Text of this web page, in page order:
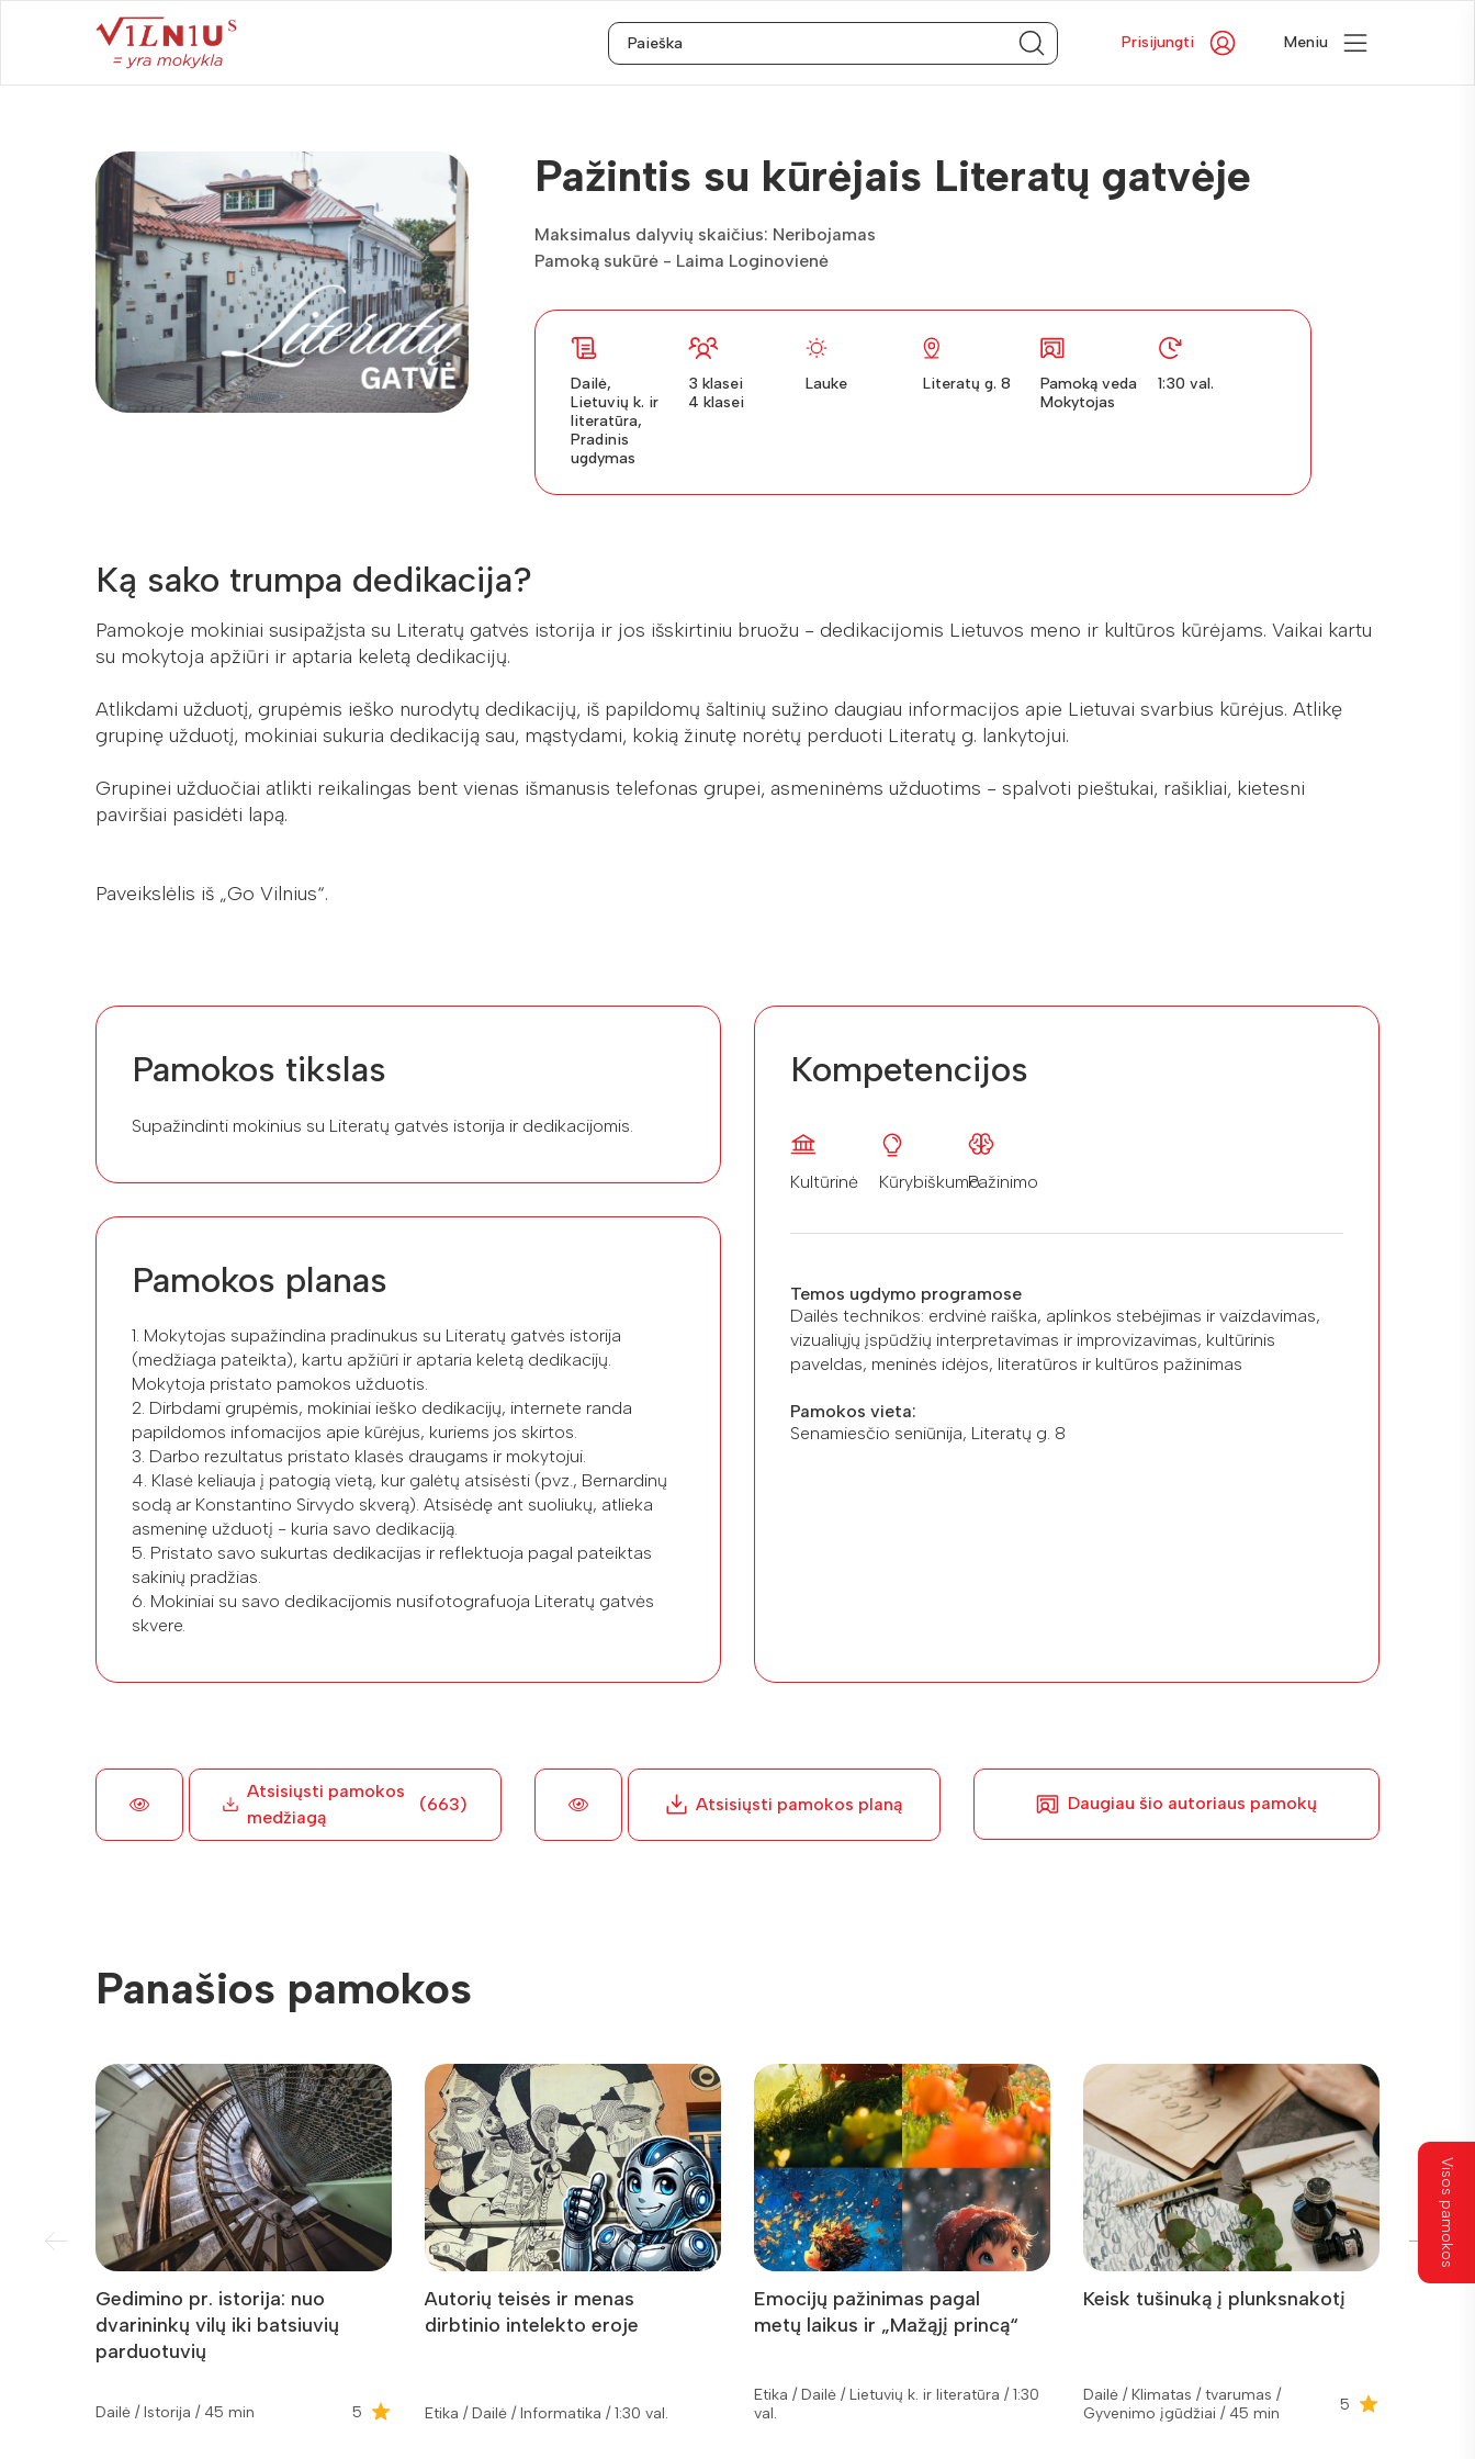
Prisijungti Meniu
Pažintis su kūrėjais Literatų gatvėje
Maksimalus dalyvių skaičius: Neribojamas
Pamoką sukūrė - Laima Loginovienė
Dailė,
Lietuvių k. ir
literatūra,
Pradinis
ugdymas
3 klasei
4 klasei
Lauke Literatų g. 8
Pamoką veda
Mokytojas
1:30 val.
Ką sako trumpa dedikacija?
Pamokoje mokiniai susipažįsta su Literatų gatvės istorija ir jos išskirtiniu bruožu - dedikacijomis Lietuvos meno ir kultūros kūrėjams. Vaikai kartu
su mokytoja apžiūri ir aptaria keletą dedikacijų.
Atlikdami užduotį, grupėmis ieško nurodytų dedikacijų, iš papildomų šaltinių sužino daugiau informacijos apie Lietuvai svarbius kūrėjus. Atlikę
grupinę užduotį, mokiniai sukuria dedikaciją sau, mąstydami, kokią žinutę norėtų perduoti Literatų g. lankytojui.
Grupinei užduočiai atlikti reikalingas bent vienas išmanusis telefonas grupei, asmeninėms užduotims - spalvoti pieštukai, rašikliai, kietesni
paviršiai pasidėti lapą.
Paveikslėlis iš „Go Vilnius“.
Pamokos tikslas
Supažindinti mokinius su Literatų gatvės istorija ir dedikacijomis.
Pamokos planas
1. Mokytojas supažindina pradinukus su Literatų gatvės istorija
(medžiaga pateikta), kartu apžiūri ir aptaria keletą dedikacijų.
Mokytoja pristato pamokos užduotis.
2. Dirbdami grupėmis, mokiniai ieško dedikacijų, internete randa
papildomos infomacijos apie kūrėjus, kuriems jos skirtos.
3. Darbo rezultatus pristato klasės draugams ir mokytojui.
4. Klasė keliauja į patogią vietą, kur galėtų atsisėsti (pvz., Bernardinų
sodą ar Konstantino Sirvydo skverą). Atsisėdę ant suoliukų, atlieka
asmeninę užduotį - kuria savo dedikaciją.
5. Pristato savo sukurtas dedikacijas ir reflektuoja pagal pateiktas
sakinių pradžias.
6. Mokiniai su savo dedikacijomis nusifotografuoja Literatų gatvės
skvere.
Kompetencijos
Kultūrinė KūrybiškumoPažinimo
Temos ugdymo programose
Dailės technikos: erdvinė raiška, aplinkos stebėjimas ir vaizdavimas,
vizualiųjų įspūdžių interpretavimas ir improvizavimas, kultūrinis
paveldas, meninės idėjos, literatūros ir kultūros pažinimas
Pamokos vieta:
Senamiesčio seniūnija, Literatų g. 8
Atsisiųsti pamokos
medžiagą
(663) Atsisiųsti pamokos planą Daugiau šio autoriaus pamokų
Panašios pamokos
Gedimino pr. istorija: nuo
dvarininkų vilų iki batsiuvių
parduotuvių
Dailė / Istorija / 45 min 5
Autorių teisės ir menas
dirbtinio intelekto eroje
Etika / Dailė / Informatika / 1:30 val.
Emocijų pažinimas pagal
metų laikus ir „Mažąjį princą“
Etika / Dailė / Lietuvių k. ir literatūra / 1:30
val.
Keisk tušinuką į plunksnakotį
Dailė / Klimatas / tvarumas /
Gyvenimo įgūdžiai / 45 min
5
Visos pamokos